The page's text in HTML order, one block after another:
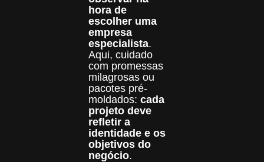
hora de
escolher uma
empresa
especialista.
Aqui, cuidado
com promessas
milagrosas ou
pacotes pré-
moldados:cada
projeto deve
refletir a
identidade e os
objetivos do
negócio.